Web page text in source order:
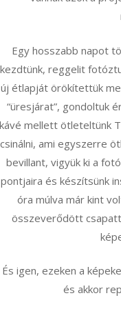
Egy hosszabb napot
kezdtünk, reggelit
új étlapját örökítettük
“üresjárat”, gondoltuk
kávé mellett ötleteltünk
csinálni, ami egyszerre
bevillant, vigyük ki a
pontjaira és készítsünk
óra múlva már kint
összeverődött
És igen, ezeken a
és akkor